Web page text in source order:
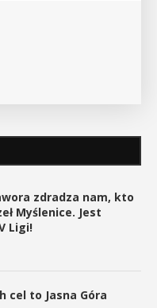
zdradza nam, kto
Myślenice. Jest
Ligi!
cel to Jasna Góra